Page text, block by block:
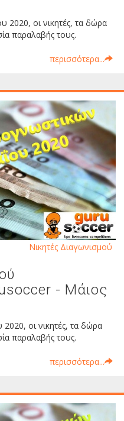
2020, οι νικητές, τα δώρα
παραλαβής τους.
περισσότερα...
- Μάιος
οι νικητές, τα δώρα
παραλαβής τους.
περισσότερα...
Νικητές Διαγωνισμού